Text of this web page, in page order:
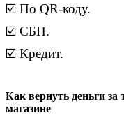
☑️ По QR-коду.
☑️ СБП.
☑️ Кредит.
Как вернуть деньги
магазине